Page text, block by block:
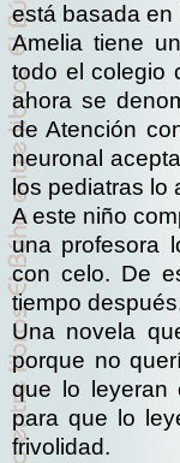
está basada en
Amelia tiene
todo el colegio
ahora se
de Atención
neuronal
los pediatras lo
A este niño
una profesora
con celo. De
tiempo
Una novela
porque no
que lo leyeran
para que lo
frivolidad.